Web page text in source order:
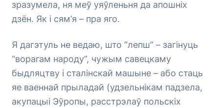
зразумела, ня меў уяўленьня да апошніх
дзён. Як і сям’я – пра яго.
Я дагэтуль не ведаю, што “лепш” – загінуць
“ворагам народу”, чужым савецкаму
быдляцтву і сталінскай машыне – або стаць
яе ваеннай прыладай (удзельнікам падзела,
акупацыі Эўропы, расстрэлаў польскіх